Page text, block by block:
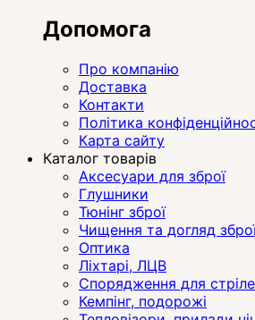
Допомога
Про компанію
Доставка
Контакти
Політика
Карта сайту
Каталог товарів
Аксесуари для зброї
Глушники
Тюнінг зброї
Чищення та догляд
Оптика
Ліхтарі, ЛЦВ
Спорядження для
Кемпінг, подорожі